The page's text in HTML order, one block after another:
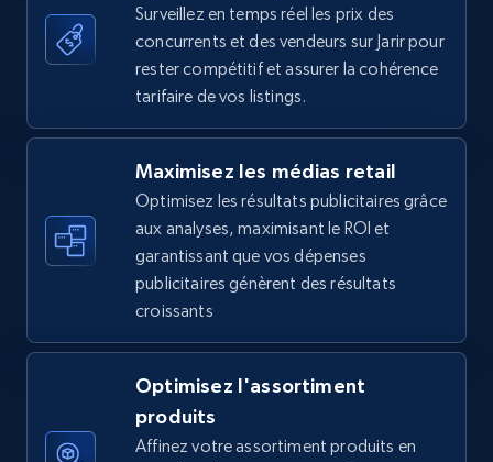
Amazon Reviews
URL, Product name, Product rating, Product
rating object, Product rating max, Rating,
Author name, Asin, and more.
Walmart - products
URL, Final price, Sku, Currency, Gtin,
Specifications, Image urls, Top reviews, and
more.
Surveillez en temps réel les prix des
concurrents et des vendeurs sur Jarir pour
rester compétitif et assurer la cohérence
tarifaire de vos listings.
Maximisez les médias retail
Optimisez les résultats publicitaires grâce
aux analyses, maximisant le ROI et
garantissant que vos dépenses
publicitaires génèrent des résultats
croissants
Optimisez l'assortiment
produits
Affinez votre assortiment produits en